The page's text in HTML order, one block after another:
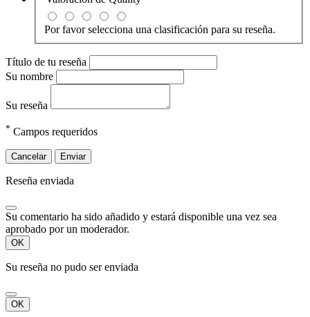
Por favor selecciona una clasificación para su reseña.
Título de tu reseña
Su nombre
Su reseña
* Campos requeridos
Cancelar Enviar
Reseña enviada
Su comentario ha sido añadido y estará disponible una vez sea
aprobado por un moderador.
OK
Su reseña no pudo ser enviada
OK